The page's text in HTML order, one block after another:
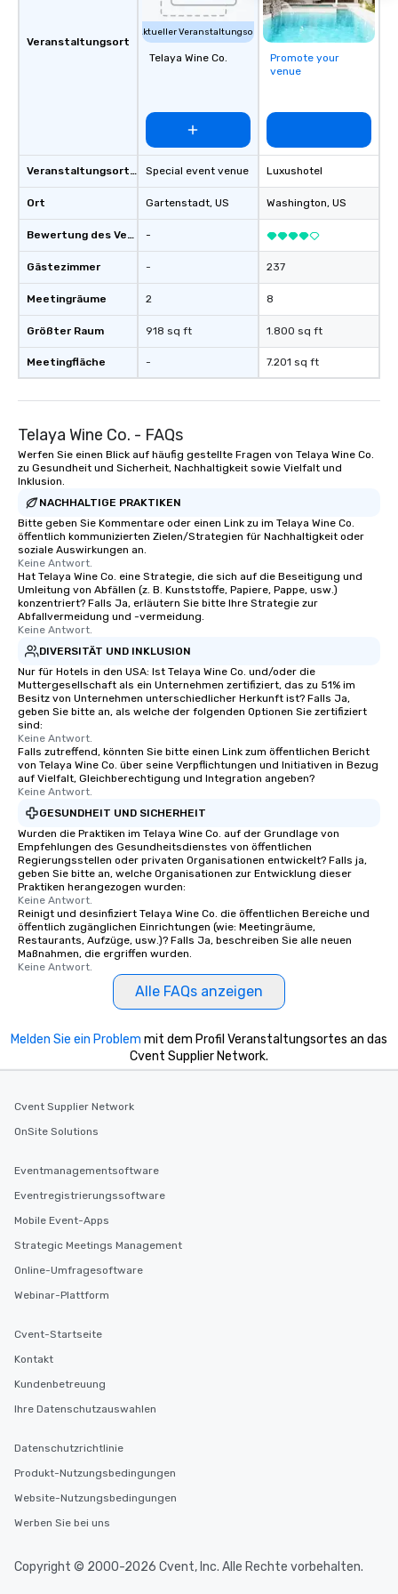
delivers elevated programs that are
creative, polished and executed with
precision across the Rocky Mountain
region. One Program. At A Time.
Veranstaltungsort
Veranstaltungsortstyp
Ort
Bewertung des Veranstaltungsortes
Gästezimmer
Meetingräume
Größter Raum
Meetingfläche
Aktueller Veranstaltungsort
Telaya Wine Co.
Special event venue
Gartenstadt, US
-
-
2
918 sq ft
-
Promote your
venue
Luxushotel
Washington, US
237
8
1.800 sq ft
7.201 sq ft
Telaya Wine Co. - FAQs
Werfen Sie einen Blick auf häufig gestellte Fragen von Telaya Wine Co.
zu Gesundheit und Sicherheit, Nachhaltigkeit sowie Vielfalt und
Inklusion.
NACHHALTIGE PRAKTIKEN
Bitte geben Sie Kommentare oder einen Link zu im Telaya Wine Co.
öffentlich kommunizierten Zielen/Strategien für Nachhaltigkeit oder
soziale Auswirkungen an.
Keine Antwort.
Hat Telaya Wine Co. eine Strategie, die sich auf die Beseitigung und
Umleitung von Abfällen (z. B. Kunststoffe, Papiere, Pappe, usw.)
konzentriert? Falls Ja, erläutern Sie bitte Ihre Strategie zur
Abfallvermeidung und -vermeidung.
Keine Antwort.
DIVERSITÄT UND INKLUSION
Nur für Hotels in den USA: Ist Telaya Wine Co. und/oder die
Muttergesellschaft als ein Unternehmen zertifiziert, das zu 51% im
Besitz von Unternehmen unterschiedlicher Herkunft ist? Falls Ja,
geben Sie bitte an, als welche der folgenden Optionen Sie zertifiziert
sind:
Keine Antwort.
Falls zutreffend, könnten Sie bitte einen Link zum öffentlichen Bericht
von Telaya Wine Co. über seine Verpflichtungen und Initiativen in Bezug
auf Vielfalt, Gleichberechtigung und Integration angeben?
Keine Antwort.
GESUNDHEIT UND SICHERHEIT
Wurden die Praktiken im Telaya Wine Co. auf der Grundlage von
Empfehlungen des Gesundheitsdienstes von öffentlichen
Regierungsstellen oder privaten Organisationen entwickelt? Falls ja,
geben Sie bitte an, welche Organisationen zur Entwicklung dieser
Praktiken herangezogen wurden:
Keine Antwort.
Reinigt und desinfiziert Telaya Wine Co. die öffentlichen Bereiche und
öffentlich zugänglichen Einrichtungen (wie: Meetingräume,
Restaurants, Aufzüge, usw.)? Falls Ja, beschreiben Sie alle neuen
Maßnahmen, die ergriffen wurden.
Keine Antwort.
Alle FAQs anzeigen
Melden Sie ein Problem mit dem Profil Veranstaltungsortes an das
Cvent Supplier Network.
Cvent Supplier Network
OnSite Solutions
Eventmanagementsoftware
Eventregistrierungssoftware
Mobile Event-Apps
Strategic Meetings Management
Online-Umfragesoftware
Webinar-Plattform
Cvent-Startseite
Kontakt
Kundenbetreuung
Ihre Datenschutzauswahlen
Datenschutzrichtlinie
Produkt-Nutzungsbedingungen
Website-Nutzungsbedingungen
Werben Sie bei uns
Copyright © 2000-2026 Cvent, Inc. Alle Rechte vorbehalten.